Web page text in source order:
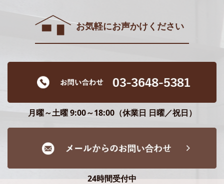
お気軽にお声かけください
月曜～土曜 9:00～18:00（休業日 日曜／祝日）
24時間受付中